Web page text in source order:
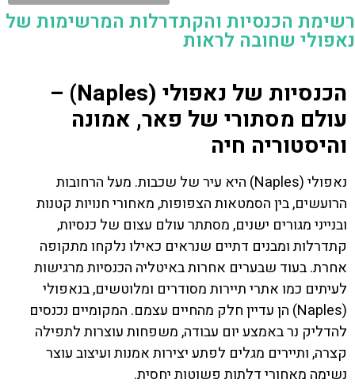
רשימת הכנסיות והקתדרלות המרשימות של
נאפולי שחובה לראות
הכנסיות של נאפולי (Naples) –
עולם מסתורי של פאר, אמונה
והיסטוריה חיה
נאפולי (Naples) היא עיר של שכבות. מעל הרחובות
הרועשים, בין הסמטאות הצפופות, מאחורי חנויות קטנות
ובנייני מגורים ישנים, מסתתר עולם עצום של כנסיות,
קתדרלות ומבנים דתיים שנראים כאילו נלקחו מתקופה
אחרת. בעוד שבערים אחרות באיטליה הכנסיות מרגישות
לעיתים כמו אתרי תיירות מסודרים ומלוטשים, בנאפולי
(Naples) הן עדיין חלק מהחיים עצמם. המקומיים נכנסים
להדליק נר באמצע יום עבודה, משפחות עוצרות לתפילה
קצרה, ותיירים מגלים לפתע יצירות אמנות ועיצוב עוצר
נשימה מאחורי דלתות פשוטות יחסית.